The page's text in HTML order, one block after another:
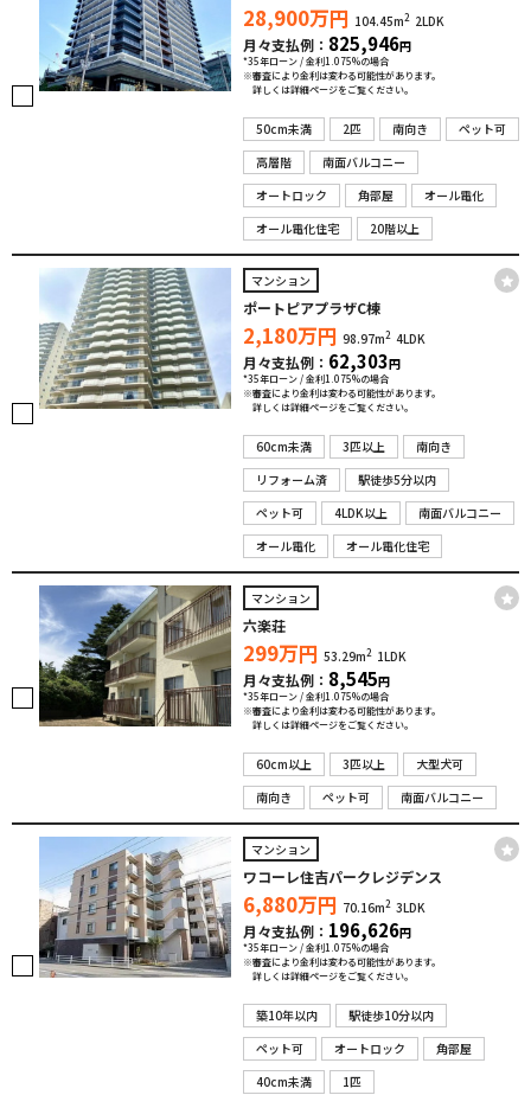
28,900万円 104.45m2 2LDK
月々支払例： 825,946円
*35年ローン / 金利1.075%の場合
※審査により金利は変わる可能性があります。
詳しくは詳細ページをご覧ください。
50cm未満 2匹 南向き
ペット可
高層階
南面バルコニー
オートロック
角部屋
オール電化
オール電化住宅
20階以上
マンション
ポートピアプラザC棟
2,180万円 98.97m2 4LDK
月々支払例： 62,303円
*35年ローン / 金利1.075%の場合
※審査により金利は変わる可能性があります。
詳しくは詳細ページをご覧ください。
60cm未満 3匹以上
南向き
リフォーム済
駅徒歩5分以内
ペット可
4LDK以上
南面バルコニー
オール電化
オール電化住宅
マンション
六楽荘
299万円 53.29m2 1LDK
月々支払例： 8,545円
*35年ローン / 金利1.075%の場合
※審査により金利は変わる可能性があります。
詳しくは詳細ページをご覧ください。
60cm以上 3匹以上
大型犬可
南向き
ペット可 南面バルコニー
マンション
ワコーレ住吉パークレジデンス
6,880万円 70.16m2 3LDK
月々支払例： 196,626円
*35年ローン / 金利1.075%の場合
※審査により金利は変わる可能性があります。
詳しくは詳細ページをご覧ください。
築10年以内
駅徒歩10分以内
ペット可
オートロック
角部屋
40cm未満
1匹